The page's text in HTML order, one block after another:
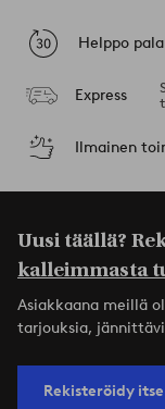
Helppo
Express
Ilmainen
Uusi täällä?
kalleimmasta
Asiakkaana meillä
tarjouksia,
Rekisteröidy itse